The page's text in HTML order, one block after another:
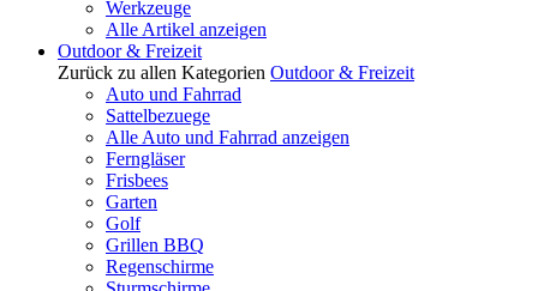
Werkzeuge
Alle Artikel anzeigen
Outdoor & Freizeit
Zurück zu allen Kategorien Outdoor & Freizeit
Auto und Fahrrad
Sattelbezuege
Alle Auto und Fahrrad anzeigen
Ferngläser
Frisbees
Garten
Golf
Grillen BBQ
Regenschirme